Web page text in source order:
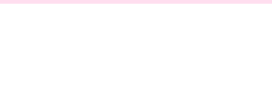
ショップ 販売店舗